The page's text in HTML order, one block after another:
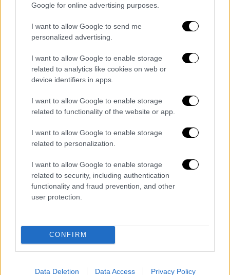
Google for online advertising purposes.
I want to allow Google to send me
personalized advertising.
I want to allow Google to enable storage
related to analytics like cookies on web or
device identifiers in apps.
I want to allow Google to enable storage
related to functionality of the website or app.
I want to allow Google to enable storage
related to personalization.
I want to allow Google to enable storage
related to security, including authentication
functionality and fraud prevention, and other
user protection.
CONFIRM
Data Deletion Data Access Privacy Policy
Εκτέλεση: Χτύπησε την καλά παγωμένη
κρέμα γάλακτος με την άχνη μέχρι να
αποκτήσει υφή γιαουρτιού, χωρίς να σφίξει
τυρί κρέμα με το καραμελωμένο ζαχαρούχο
γάλα μέχρι να αφρατέψουν, πρόσθεσε τη
κρέμα γάλακτος σε δύο δόσεις,
ανακατεύοντας απαλά μέχρι να
ομογενοποιηθεί το μείγμα. Για την
επικάλυψη, ζέστανε σε χαμηλή φωτιά την
βούτυρο, ανακατεύοντας μέχρι να λιώσουν
και να δημιουργηθεί λεία γκανάς.
Θρυμμάτισε στο μούλτι τα φυστίκια με το
Στρώσε με μεμβράνη ένα παραλληλόγραμμο
σκεύος 20?30 εκ. και δημιούργησε
διαδοχικές στρώσεις από μπισκότα και